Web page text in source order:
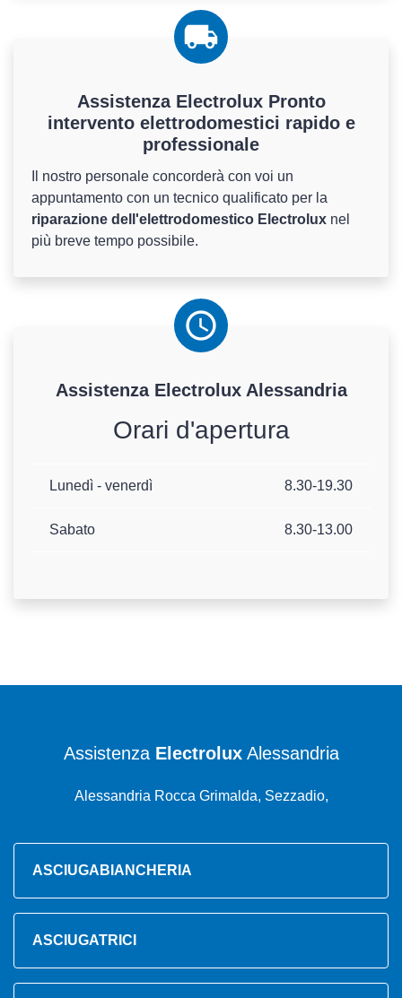
Assistenza Electrolux Pronto
intervento elettrodomestici rapido e
professionale
Il nostro personale concorderà con voi un
appuntamento con un tecnico qualificato per la
riparazione dell'elettrodomestico Electrolux nel
più breve tempo possibile.
Assistenza ElectroluxAlessandria
Orari d'apertura
Lunedì - venerdì 8.30-19.30
Sabato 8.30-13.00
Assistenza ElectroluxAlessandria
Alessandria Rocca Grimalda, Sezzadio,
ASCIUGABIANCHERIA
ASCIUGATRICI